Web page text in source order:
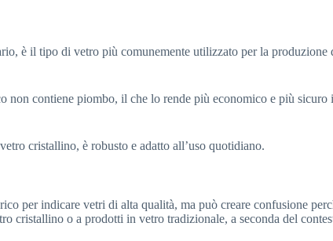
è il tipo di vetro più comunemente utilizzato per la produzione
non contiene piombo, il che lo rende più economico e più sicuro
cristallino, è robusto e adatto all’uso quotidiano.
per indicare vetri di alta qualità, ma può creare confusione
cristallino o a prodotti in vetro tradizionale, a seconda del